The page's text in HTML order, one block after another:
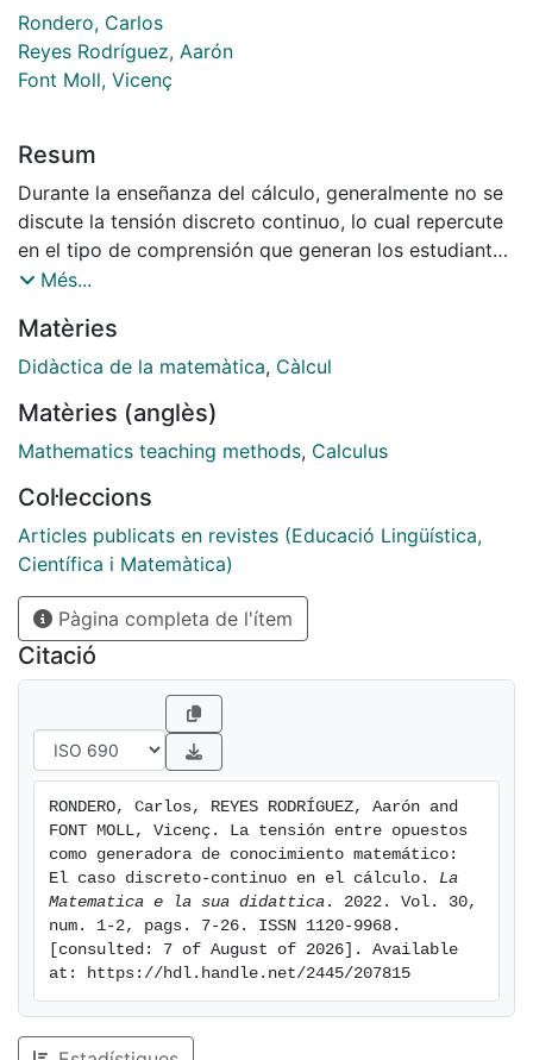
Rondero, Carlos
Reyes Rodríguez, Aarón
Font Moll, Vicenç
Resum
Durante la enseñanza del cálculo, generalmente no se
discute la tensión discreto continuo, lo cual repercute
en el tipo de comprensión que generan los estudiantes
respecto de las ideas centrales o fundamentales de
tensión propicia o es generadora de articulaciones
entre objetos matemáticos, las cuales, a su vez,
discreto-continuo en tres casos, presentes en el
cálculo: (i) Teorema del valor medio para derivadas,
Teorema fundamental. Se rescata la coexistencia y
complementación de ambos enfoques. Además, se
resalta la presencia de la noción de promediación
como un eje de articulación de estos tres resultados,
tanto en lo discreto como en lo continuo. Finalmente,
destacamos la relevancia que tiene para la didáctica
de la matemática reflexionar en torno a la tensión
entre una diversidad de opuestos que perviven en la
matemática, la cual da cuenta y es un aspecto más de
la complejidad de los objetos que en ella se estudian.
Todo lo anterior constituye una herramienta que puede
apoyar a la re-construcción orientada del
conocimiento matemático, como perspectiva
didáctica.
Més...
Matèries
Didàctica de la matemàtica, Càlcul
Matèries (anglès)
Mathematics teaching methods, Calculus
Col·leccions
Articles publicats en revistes (Educació Lingüística,
Científica i Matemàtica)
Pàgina completa de l'ítem
Citació
RONDERO, Carlos, REYES RODRÍGUEZ, Aarón and
FONT MOLL, Vicenç. La tensión entre opuestos
como generadora de conocimiento matemático:
El caso discreto-continuo en el cálculo. La
Matematica e la sua didattica . 2022. Vol. 30,
num. 1-2, pags. 7-26. ISSN 1120-9968.
[consulted: 7 of August of 2026]. Available
at: https://hdl.handle.net/2445/207815